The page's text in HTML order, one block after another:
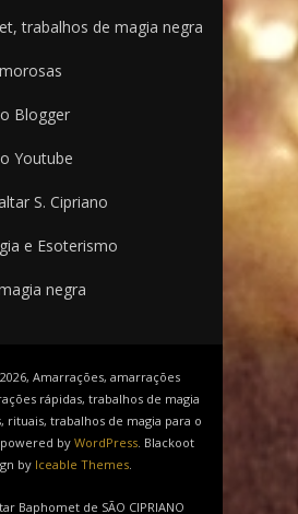
trabalhos de magia negra
Blogger
Youtube
S. Cipriano
e Esoterismo
negra
Amarrações, amarrações
rápidas, trabalhos de magia
rituais, trabalhos de magia para o
by WordPress . Blackoot
by Iceable Themes.
Baphomet de SÃO CIPRIANO